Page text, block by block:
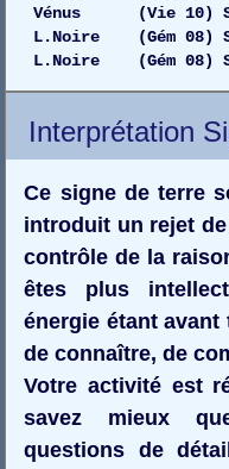
Vénus (Vie 10)
L.Noire (Gém
L.Noire (Gém
Interprétation
Ce signe de terre
introduit un rejet
contrôle de la
êtes plus
énergie étant
de connaître, de
Votre activité est
savez mieux
questions de